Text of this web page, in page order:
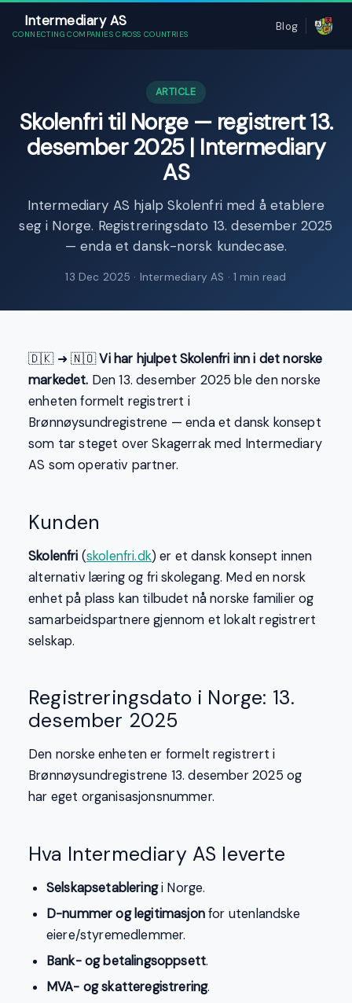
Intermediary AS
CONNECTING COMPANIES CROSS COUNTRIES
Blog
ARTICLE
Skolenfri til Norge — registrert 13.
desember 2025 | Intermediary
AS
Intermediary AS hjalp Skolenfri med å etablere
seg i Norge. Registreringsdato 13. desember 2025
— enda et dansk-norsk kundecase.
13 Dec 2025 · Intermediary AS · 1 min read
🇩🇰 ➜ 🇳🇴Vi har hjulpet Skolenfri inn i det norske
markedet. Den 13. desember 2025 ble den norske
enheten formelt registrert i
Brønnøysundregistrene — enda et dansk konsept
som tar steget over Skagerrak med Intermediary
AS som operativ partner.
Kunden
Skolenfri (skolenfri.dk) er et dansk konsept innen
alternativ læring og fri skolegang. Med en norsk
enhet på plass kan tilbudet nå norske familier og
samarbeidspartnere gjennom et lokalt registrert
selskap.
Registreringsdato i Norge: 13.
desember 2025
Den norske enheten er formelt registrert i
Brønnøysundregistrene 13. desember 2025 og
har eget organisasjonsnummer.
Hva Intermediary AS leverte
Selskapsetableringi Norge.
D-nummer og legitimasjonfor utenlandske
eiere/styremedlemmer.
Bank- og betalingsoppsett.
MVA- og skatteregistrering.